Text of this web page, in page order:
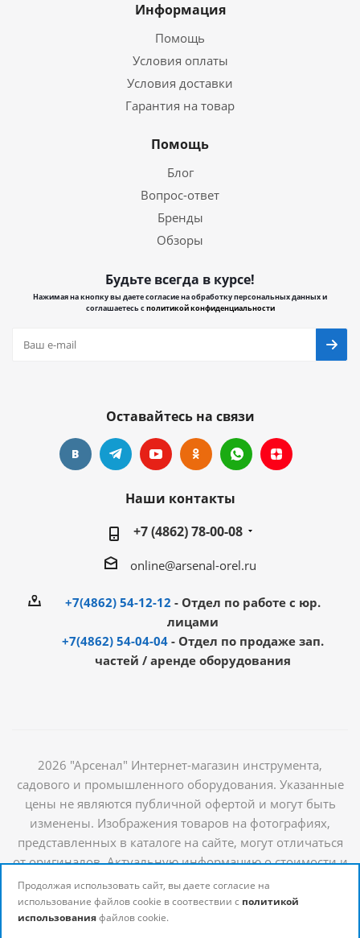
Информация
Помощь
Условия оплаты
Условия доставки
Гарантия на товар
Помощь
Блог
Вопрос-ответ
Бренды
Обзоры
Будьте всегда в курсе!
Нажимая на кнопку вы даете согласие на обработку персональных данных и
соглашаетесь сполитикой конфиденциальности
Оставайтесь на связи
Наши контакты
+7 (4862) 78-00-08
online@arsenal-orel.ru
+7(4862) 54-12-12 - Отдел по работе с юр.
лицами
+7(4862) 54-04-04 - Отдел по продаже зап.
частей / аренде оборудования
2026 "Арсенал" Интернет-магазин инструмента,
садового и промышленного оборудования. Указанные
цены не являются публичной офертой и могут быть
изменены. Изображения товаров на фотографиях,
представленных в каталоге на сайте, могут отличаться
от оригиналов. Актуальную информацию о стоимости и
наличии товаров можно получить у наших
менеджеров
Продолжая использовать сайт, вы даете согласие на
использование файлов cookie в соотвествии с политикой
использованияфайлов cookie.